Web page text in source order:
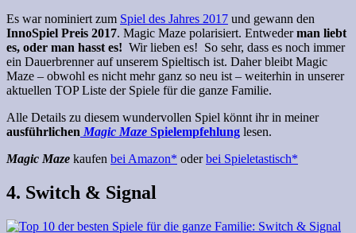
Es war nominiert zum Spiel des Jahres 2017 und gewann den
InnoSpiel Preis 2017. Magic Maze polarisiert. Entwederman liebt
es, oder man hasst es! Wir lieben es! So sehr, dass es noch immer
ein Dauerbrenner auf unserem Spieltisch ist. Daher bleibt Magic
Maze – obwohl es nicht mehr ganz so neu ist – weiterhin in unserer
aktuellen TOP Liste der Spiele für die ganze Familie.
Alle Details zu diesem wundervollen Spiel könnt ihr in meiner
ausführlichen Magic Maze Spielempfehlung lesen.
Magic Maze kaufen bei Amazon* oderbei Spieletastisch*
4. Switch & Signal